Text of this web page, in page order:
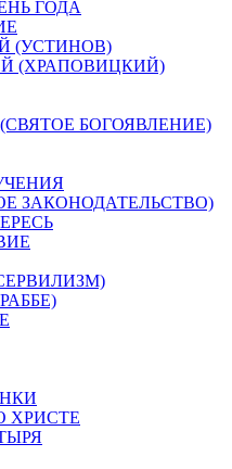
ГОДА
(УСТИНОВ)
(ХРАПОВИЦКИЙ)
БОГОЯВЛЕНИЕ)
ЗАКОНОДАТЕЛЬСТВО)
ХРИСТЕ